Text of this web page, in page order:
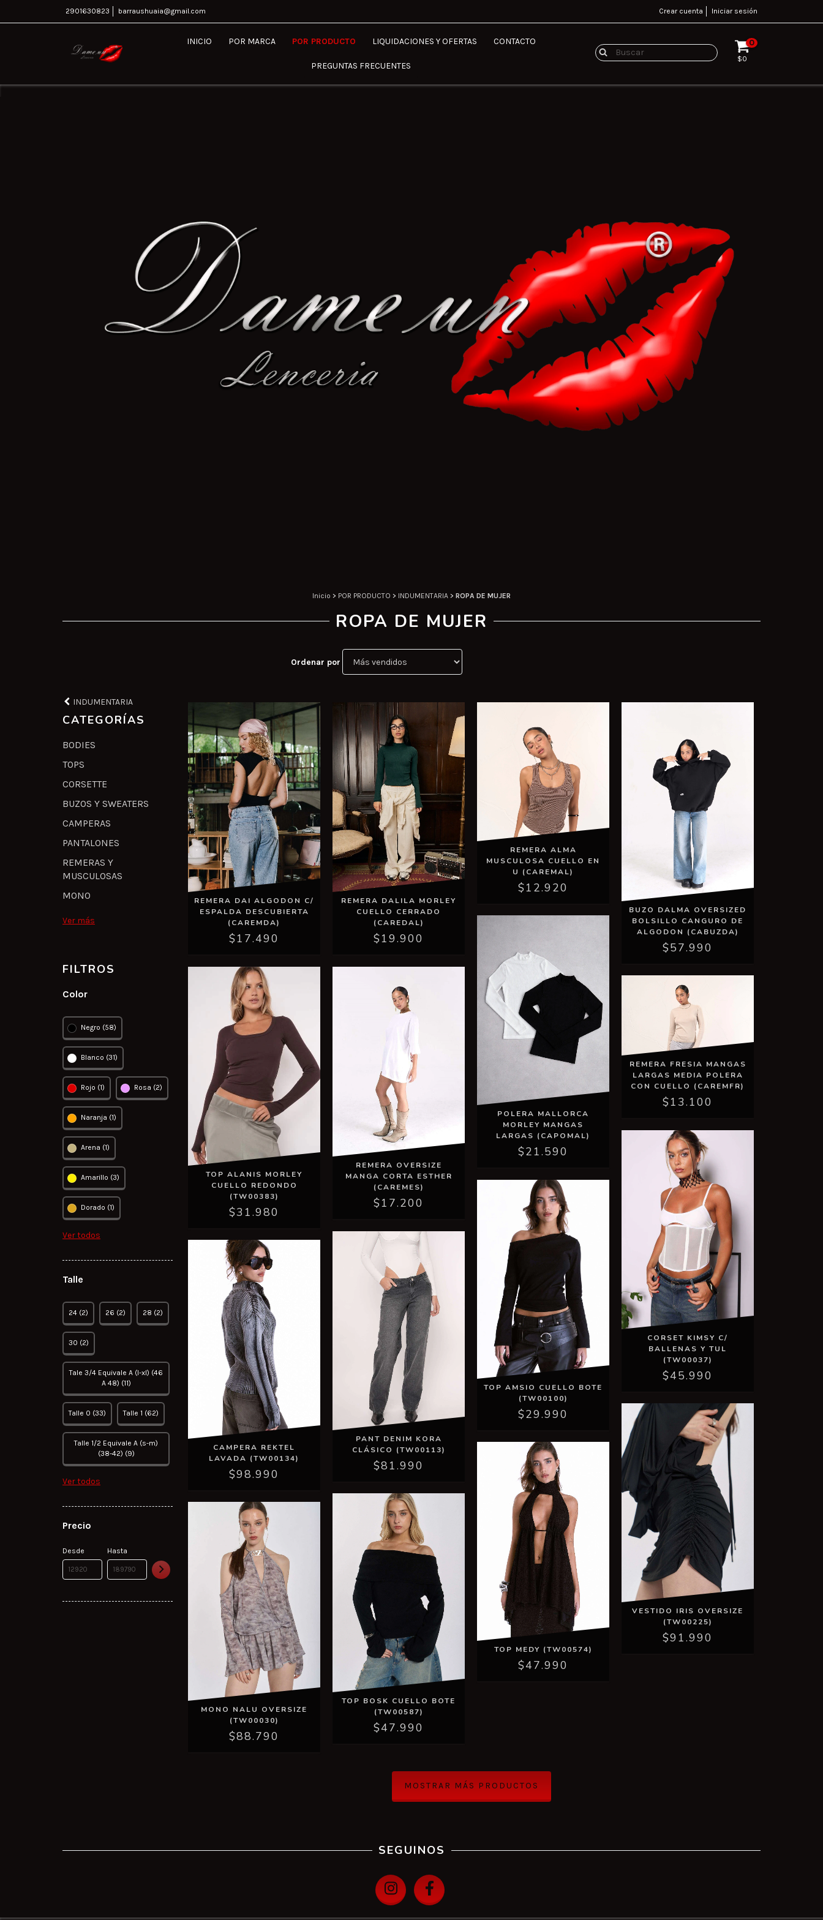
2901630823 barraushuaia@gmail.com Crear cuenta Iniciar sesión
INICIO POR MARCA POR PRODUCTO LIQUIDACIONES Y OFERTAS CONTACTO
PREGUNTAS FRECUENTES
0
$0
Inicio > POR PRODUCTO > INDUMENTARIA > ROPA DE MUJER
ROPA DE MUJER
Ordenar por
INDUMENTARIA
CATEGORÍAS
BODIES
TOPS
CORSETTE
BUZOS Y SWEATERS
CAMPERAS
PANTALONES
REMERAS Y
MUSCULOSAS
MONO
Ver más
FILTROS
Color
Negro (58)
Blanco (31)
Rojo (1) Rosa (2)
Naranja (1)
Arena (1)
Amarillo (3)
Dorado (1)
Ver todos
Talle
24 (2) 26 (2) 28 (2)
30 (2)
Tale 3/4 Equivale A (l-xl) (46
A 48) (11)
Talle 0 (33) Talle 1 (62)
Talle 1/2 Equivale A (s-m)
(38-42) (9)
Ver todos
Precio
Desde Hasta
REMERA DAI ALGODON C/
ESPALDA DESCUBIERTA
(CAREMDA)
$17.490
REMERA DALILA MORLEY
CUELLO CERRADO
(CAREDAL)
$19.900
REMERA ALMA
MUSCULOSA CUELLO EN
U (CAREMAL)
$12.920
BUZO DALMA OVERSIZED
BOLSILLO CANGURO DE
ALGODON (CABUZDA)
$57.990
TOP ALANIS MORLEY
CUELLO REDONDO
(TW00383)
$31.980
REMERA OVERSIZE
MANGA CORTA ESTHER
(CAREMES)
$17.200
POLERA MALLORCA
MORLEY MANGAS
LARGAS (CAPOMAL)
$21.590
REMERA FRESIA MANGAS
LARGAS MEDIA POLERA
CON CUELLO (CAREMFR)
$13.100
CAMPERA REKTEL
LAVADA (TW00134)
$98.990
PANT DENIM KORA
CLÁSICO (TW00113)
$81.990
TOP AMSIO CUELLO BOTE
(TW00100)
$29.990
CORSET KIMSY C/
BALLENAS Y TUL
(TW00037)
$45.990
MONO NALU OVERSIZE
(TW00030)
$88.790
TOP BOSK CUELLO BOTE
(TW00587)
$47.990
TOP MEDY (TW00574)
$47.990
VESTIDO IRIS OVERSIZE
(TW00225)
$91.990
MOSTRAR MÁS PRODUCTOS
SEGUINOS